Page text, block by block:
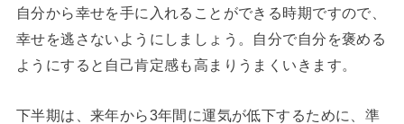
自分から幸せを手に入れることができる時期ですので、
幸せを逃さないようにしましょう。自分で自分を褒める
ようにすると自己肯定感も高まりうまくいきます。
下半期は、来年から3年間に運気が低下するために、準